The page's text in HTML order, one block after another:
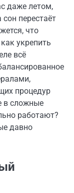
даже летом,
перестаёт
что
укрепить
всё
процедур
в сложные
работают?
давно